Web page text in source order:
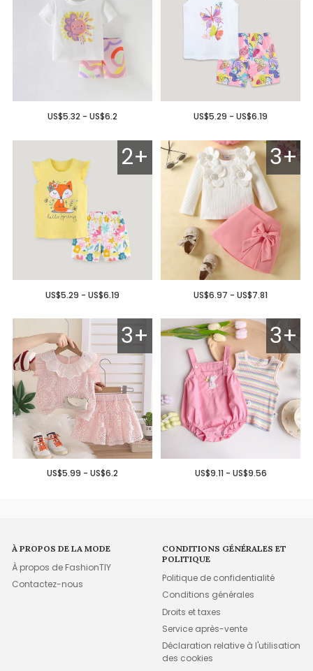
US$5.32 - US$6.2 US$5.29 - US$6.19
2+
US$5.29 - US$6.19
3+
US$6.97 - US$7.81
3+
US$5.99 - US$6.2
3+
US$9.11 - US$9.56
À PROPOS DE LA MODE
À propos de FashionTIY
Contactez-nous
CONDITIONS GÉNÉRALES ET
POLITIQUE
Politique de confidentialité
Conditions générales
Droits et taxes
Service après-vente
Déclaration relative à l'utilisation
des cookies